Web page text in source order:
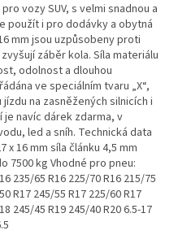
vozy SUV, s velmi snadnou a
použít i pro dodávky a obytná
mm jsou uzpůsobeny proti
záběr kola. Síla materiálu
odolnost a dlouhou
ve speciálním tvaru „X“,
na zasněžených silnicích i
je navíc dárek zdarma, v
led a sníh. Technická data
x 16 mm síla článku 4,5 mm
7500 kg Vhodné pro pneu:
235/65 R16 225/70 R16 215/75
R17 245/55 R17 225/60 R17
245/45 R19 245/40 R20 6.5-17